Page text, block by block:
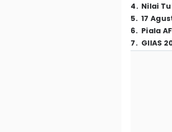
4. Nilai
5. 17
6. Piala
7. GIIAS